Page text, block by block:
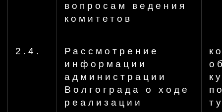
вопросам ведения
комитетов
2.4.
Рассмотрение
информации
администрации
Волгограда о ходе
реализации